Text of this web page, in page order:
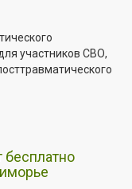
участников СВО,
бесплатно